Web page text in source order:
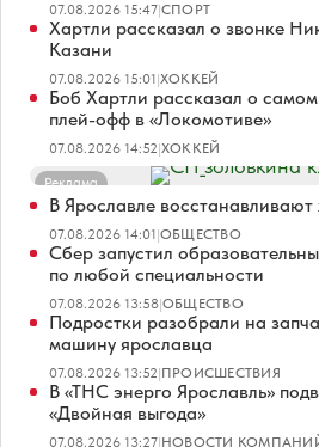
07.08.2026 15:47|СПОРТ
Хартли рассказал о звонке
Казани
07.08.2026 15:01|ХОККЕЙ
Боб Хартли рассказал о
плей-офф в «Локомотиве»
07.08.2026 14:52|ХОККЕЙ
Реклама
В Ярославле
07.08.2026 14:01|ОБЩЕСТВО
Сбер запустил
по любой специальности
07.08.2026 13:58|ОБЩЕСТВО
Подростки разобрали на
машину ярославца
07.08.2026 13:52|ПРОИСШЕСТВИЯ
В «ТНС энерго Ярославль»
«Двойная выгода»
07.08.2026 13:27|НОВОСТИ